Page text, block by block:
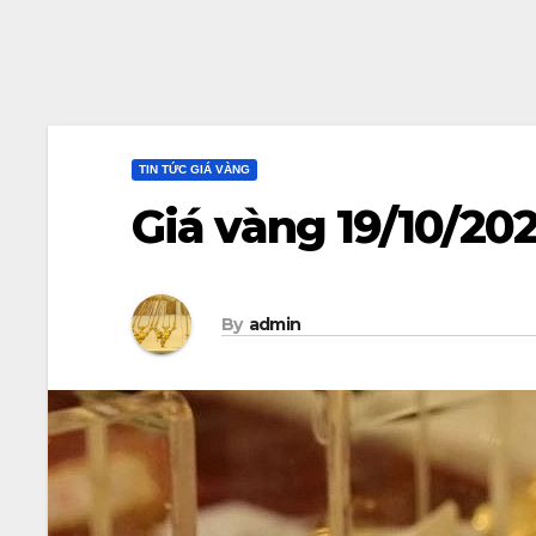
TIN TỨC GIÁ VÀNG
Giá vàng 19/10/
By admin